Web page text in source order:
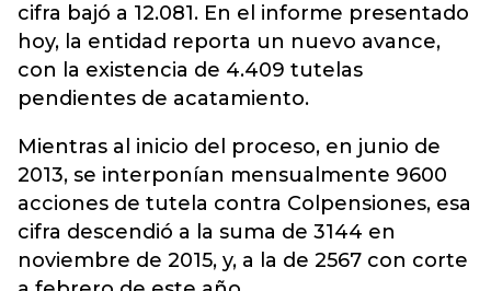
cifra bajó a 12.081. En el informe presentado
hoy, la entidad reporta un nuevo avance,
con la existencia de 4.409 tutelas
pendientes de acatamiento.
Mientras al inicio del proceso, en junio de
2013, se interponían mensualmente 9600
acciones de tutela contra Colpensiones, esa
cifra descendió a la suma de 3144 en
noviembre de 2015, y, a la de 2567 con corte